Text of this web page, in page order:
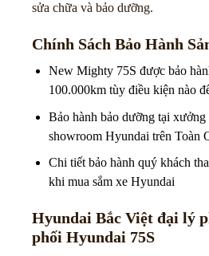
sửa chữa và bảo dưỡng.
Chính Sách Bảo Hành
New Mighty 75S được bảo
100.000km tùy điều kiện nào
Bảo hành bảo dưỡng tại xưởng
showroom Hyundai trên Toàn
Chi tiết bảo hành quý khách
khi mua sắm xe Hyundai
Hyundai Bắc Việt đại lý
phối Hyundai 75S